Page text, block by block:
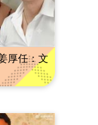
厚任：文